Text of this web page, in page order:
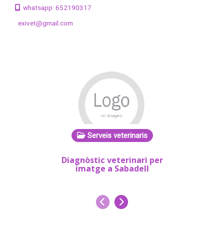
whatsapp: 652190317
exivet
gmail.com
Serveis veterinaris
Diagnòstic veterinari per
imatge a Sabadell
AnteriorSegüent